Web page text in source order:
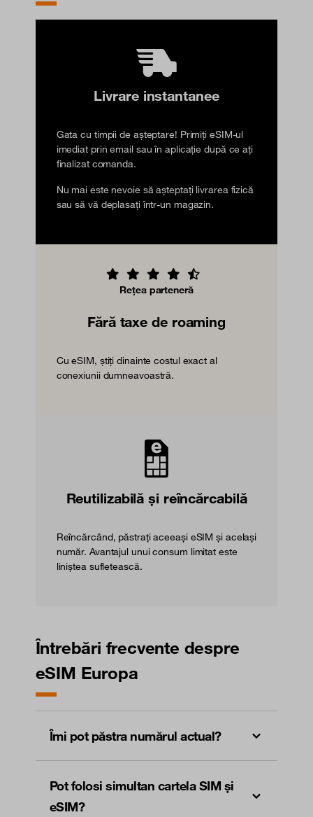
Livrare instantanee
Gata cu timpii de așteptare! Primiți eSIM-ul
imediat prin email sau în aplicație după ce ați
finalizat comanda.
Nu mai este nevoie să așteptați livrarea fizică
sau să vă deplasați într-un magazin.
Rețea parteneră
Fără taxe de roaming
Cu eSIM, știți dinainte costul exact al
conexiunii dumneavoastră.
Reutilizabilă și reîncărcabilă
Reîncărcând, păstrați aceeași eSIM și același
număr. Avantajul unui consum limitat este
liniștea sufletească.
Întrebări frecvente despre
eSIM Europa
Îmi pot păstra numărul actual?
Pot folosi simultan cartela SIM și
eSIM?